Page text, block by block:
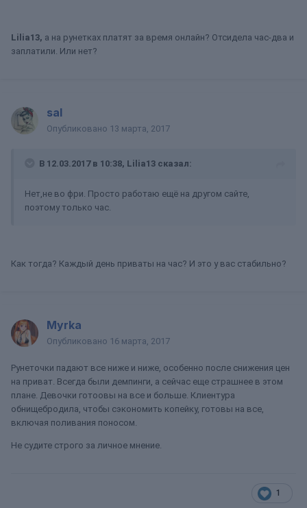
Lilia13, а на рунетках платят за время онлайн? Отсидела час-два и
заплатили. Или нет?
sal
Опубликовано 13 марта, 2017
В 12.03.2017 в 10:38, Lilia13 сказал:
Нет,не во фри. Просто работаю ещё на другом сайте,
поэтому только час.
Как тогда? Каждый день приваты на час? И это у вас стабильно?
Myrka
Опубликовано 16 марта, 2017
Рунеточки падают все ниже и ниже, особенно после снижения цен
на приват. Всегда были демпинги, а сейчас еще страшнее в этом
плане. Девочки готоовы на все и больше. Клиентура
обнищебродила, чтобы сэкономить копейку, готовы на все,
включая поливания поносом.
Не судите строго за личное мнение.
1